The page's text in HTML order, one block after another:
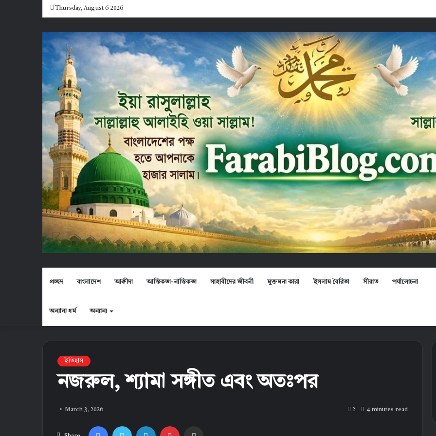
Thursday, August 6 2026
প্রচ্ছদ বাংলাদেশ আক্বীদা আস্তিকতা-নাস্তিকতা সাহাবীদের জীবনী মুক্তমনা কারা ইসলাম বৈরিতা সীরাত পর্যালোচনা
অন্যান্য ধর্ম অন্যান্য
ইতিহাস
নজরুল, শ্যামা সঙ্গীত এবং অতঃপর
March 3, 2026 2 4 minutes read